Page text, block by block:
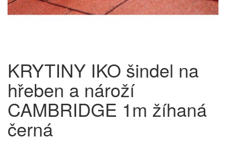
KRYTINY IKO šindel na
hřeben a nároží
CAMBRIDGE 1m žíhaná
černá